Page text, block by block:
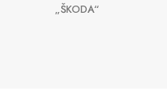
„ŠKODA“